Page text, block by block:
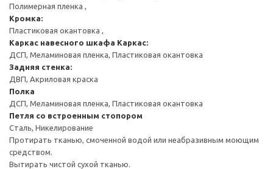
Полимерная пленка ,
Кромка:
Пластиковая окантовка ,
Каркас навесного шкафа Каркас:
ДСП, Меламиновая пленка, Пластиковая окантовка
Задняя стенка:
ДВП, Акриловая краска
Полка
ДСП, Меламиновая пленка, Пластиковая окантовка
Петля со встроенным стопором
Сталь, Никелирование
Протирать тканью, смоченной водой или неабразивным моющим
средством.
Вытирать чистой сухой тканью.